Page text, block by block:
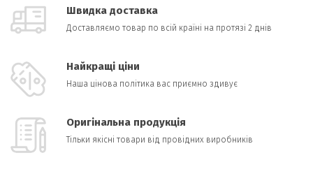
Швидка доставка
Доставляємо товар по всій країні на протязі 2 днів
Найкращі ціни
Наша цінова політика вас приємно здивує
Оригінальна продукція
Тільки якісні товари від провідних виробників